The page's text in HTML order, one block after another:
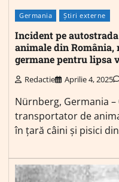
Germania Știri externe
Incident pe
animale din
germane pentru lipsa
Redactie Aprilie 4, 2025
Nürnberg, Germania –
transportator de
în țară câini și pisici